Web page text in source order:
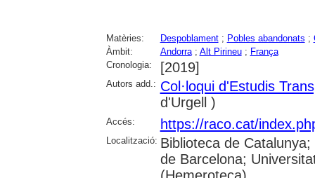
Matèries: Despoblament; Pobles abandonats ;
Àmbit:
Andorra; Alt Pirineu; França
Cronologia:
[2019]
Autors add.: Col·loqui d'Estudis
d'Urgell )
Accés: https://raco.cat/
Localització: Biblioteca de
de Barcelona;